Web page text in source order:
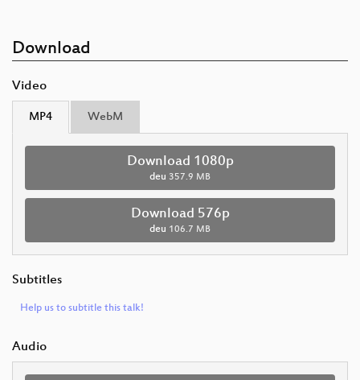
Download
Video
MP4 WebM
Download 1080p
deu 357.9 MB
Download 576p
deu 106.7 MB
Subtitles
Help us to subtitle this talk!
Audio